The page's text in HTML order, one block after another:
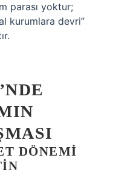
parası yoktur;
kurumlara devri”
DÖNEMI